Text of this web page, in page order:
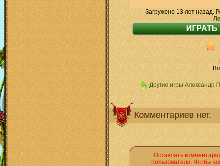
Загружено 13 лет назад.
Другие игры Александр
Комментариев нет.
Оставлять
пользователи. Чтобы